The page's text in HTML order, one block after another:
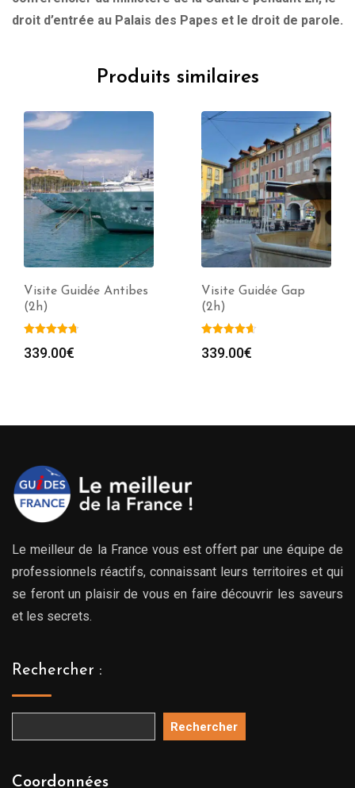
droit d’entrée au Palais des Papes et le droit de parole.
Produits similaires
Visite Guidée Antibes
(2h)
339.00€
Visite Guidée Gap
(2h)
339.00€
Le meilleur de la France vous est offert par une équipe de
professionnels réactifs, connaissant leurs territoires et qui
se feront un plaisir de vous en faire découvrir les saveurs
et les secrets.
Rechercher :
Rechercher
Coordonnées